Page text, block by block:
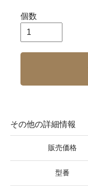
個数
その他の詳細情報
販売価格
型番